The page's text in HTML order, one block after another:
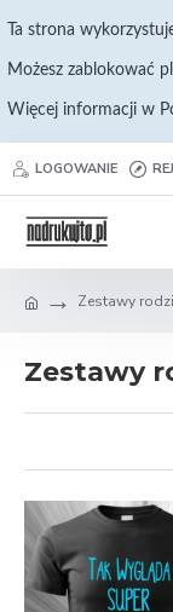
Ta strona
Możesz zablokować
Więcej informacji w
LOGOWANIE
Zestawy
Zestawy